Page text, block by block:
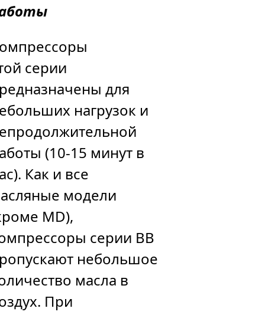
серии
для
нагрузок и
(10-15 минут в
Как и все
модели
MD),
серии BB
небольшое
масла в
При